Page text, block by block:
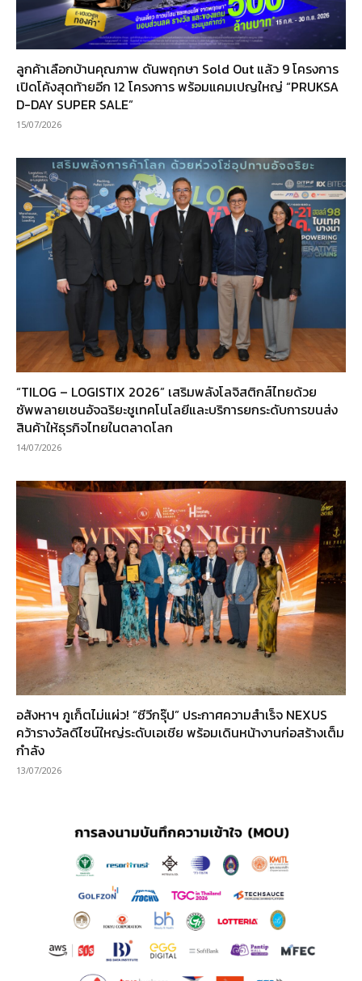
ลูกค้าเลือกบ้านคุณภาพ ดันพฤกษา Sold Out แล้ว 9 โครงการ
เปิดโค้งสุดท้ายอีก 12 โครงการ พร้อมแคมเปญใหญ่ “PRUKSA
D-DAY SUPER SALE”
15/07/2026
“TILOG – LOGISTIX 2026” เสริมพลังโลจิสติกส์ไทยด้วย
ซัพพลายเชนอัจฉริยะชูเทคโนโลยีและบริการยกระดับการขนส่ง
สินค้าให้ธุรกิจไทยในตลาดโลก
14/07/2026
อสังหาฯ ภูเก็ตไม่แผ่ว! “ซีวีกรุ๊ป” ประกาศความสำเร็จ NEXUS
คว้ารางวัลดีไซน์ใหญ่ระดับเอเชีย พร้อมเดินหน้างานก่อสร้างเต็ม
กำลัง
13/07/2026